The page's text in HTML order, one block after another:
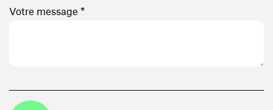
Votre message *